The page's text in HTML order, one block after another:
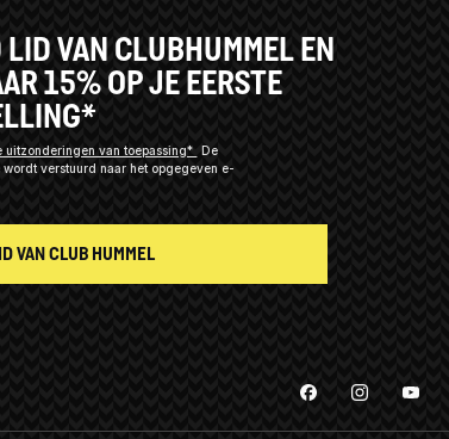
LID VAN CLUBHUMMEL EN
15% OP JE EERSTE
uitzonderingen van toepassing* De
verstuurd naar het opgegeven e-
VAN CLUB HUMMEL